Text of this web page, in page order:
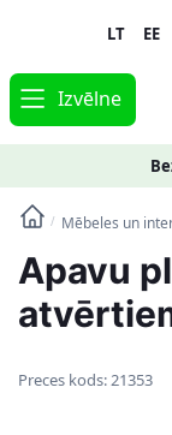
navigation
content
LT EE
Izvēlne
/ Mēbeles un
Apavu
Preces kods:21353